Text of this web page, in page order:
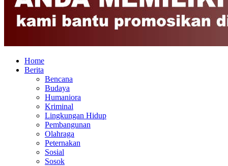
Home
Berita
Bencana
Budaya
Humaniora
Kriminal
Lingkungan Hidup
Pembangunan
Olahraga
Peternakan
Sosial
Sosok